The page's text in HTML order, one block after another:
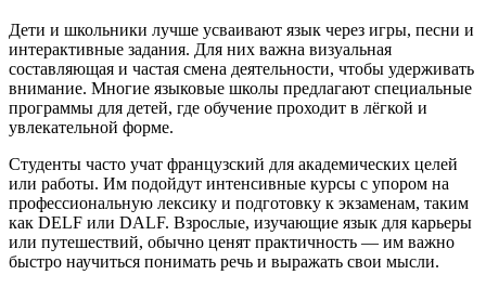
Дети и школьники лучше усваивают язык через игры, песни и
интерактивные задания. Для них важна визуальная
составляющая и частая смена деятельности, чтобы удерживать
внимание. Многие языковые школы предлагают специальные
программы для детей, где обучение проходит в лёгкой и
увлекательной форме.
Студенты часто учат французский для академических целей
или работы. Им подойдут интенсивные курсы с упором на
профессиональную лексику и подготовку к экзаменам, таким
как DELF или DALF. Взрослые, изучающие язык для карьеры
или путешествий, обычно ценят практичность — им важно
быстро научиться понимать речь и выражать свои мысли.